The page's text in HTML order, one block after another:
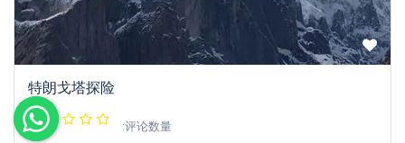
特朗戈塔探险
:评论数量